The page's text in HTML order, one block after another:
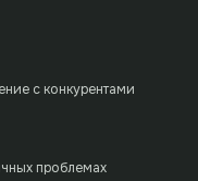
с конкурентами
проблемах